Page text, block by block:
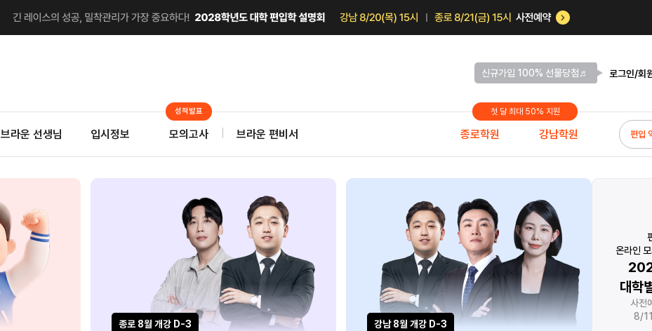
신규가입 100% 선물당첨♬ 로그인/회
브라운 선생님 입시정보 모의고사
성적발표
브라운 편비서 종로학원
첫 달 최대 50% 지원
강남학원 편입
종로 8월 개강 D-3 강남 8월 개강 D-3 인
지금 앞서나가고 싶다면
0원으로 약점 보완
자연계 스팀Pack
기간한정 무료배포
8/18(화) 까지만
편입 최초
온라인 모의고사 트레이닝!
2027 브라운
대학별 기출 캠프
사전예약 최대혜택
8/11(화) 까지만
김
28
수강료